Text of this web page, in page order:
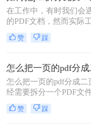
在工作中，有时我们会
的PDF文档，然而实际
档的内容是分模块处理
就可以使用PDF拆分功
文档，方便工作中文档
重要内容的查找。下面
如何把pdf拆分免费方法
者的工作带来方便。
赞 踩
怎么把一页的pdf分成二
经需要拆分一个PDF文
知道该如何下手？PDF
文件格式，但是在某些
赞 踩